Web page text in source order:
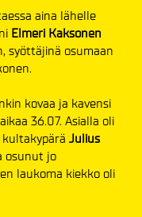
aina lähelle
Elmeri Kaksonen
syöttäjinä osumaan
kovaa ja kavensi
36.07. Asialla oli
kultakypärä Julius
osunut jo
laukoma kiekko oli